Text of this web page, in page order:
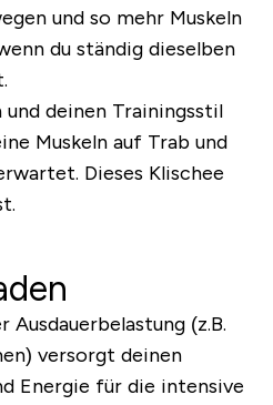
und so mehr Muskeln
du ständig dieselben
und deinen Trainingsstil
Muskeln auf Trab und
Dieses Klischee
Ausdauerbelastung (z.B.
versorgt deinen
Energie für die intensive